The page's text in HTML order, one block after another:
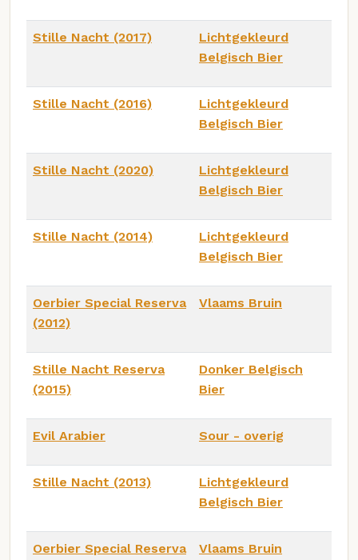
Stille Nacht (2017)
Lichtgekleurd
Belgisch Bier
Stille Nacht (2016)
Lichtgekleurd
Belgisch Bier
Stille Nacht (2020)
Lichtgekleurd
Belgisch Bier
Stille Nacht (2014)
Lichtgekleurd
Belgisch Bier
Oerbier Special Reserva
(2012)
Vlaams Bruin
Stille Nacht Reserva
(2015)
Donker Belgisch
Bier
Evil Arabier Sour - overig
Stille Nacht (2013)
Lichtgekleurd
Belgisch Bier
Oerbier Special Reserva
Vlaams Bruin